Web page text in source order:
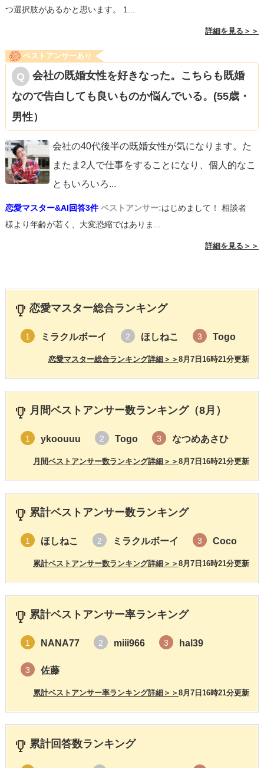
つ選択肢があるかと思います。 1...
詳細を見る＞＞
ベストアンサーあり
会社の既婚女性を好きなった。こちらも既婚
なので告白しても良いものか悩んでいる。(55歳・
男性）
会社の40代後半の既婚女性が気になります。た
またま2人で仕事をすることになり、個人的なこ
ともいろいろ...
恋愛マスター&AI回答3件 ベストアンサー:はじめまして！ 相談者
様より年齢が若く、大変恐縮ではありま...
詳細を見る＞＞
恋愛マスター総合ランキング
1 ミラクルボーイ 2 ほしねこ 3 Togo
8月7日16時21分更新
恋愛マスター総合ランキング詳細＞＞
月間ベストアンサー数ランキング（8月）
1 ykoouuu 2 Togo 3 なつめあさひ
8月7日16時21分更新
月間ベストアンサー数ランキング詳細＞＞
累計ベストアンサー数ランキング
1 ほしねこ 2 ミラクルボーイ 3 Coco
8月7日16時21分更新
累計ベストアンサー数ランキング詳細＞＞
累計ベストアンサー率ランキング
1 NANA77 2 miii966 3 hal39
3 佐藤
8月7日16時21分更新
累計ベストアンサー率ランキング詳細＞＞
累計回答数ランキング